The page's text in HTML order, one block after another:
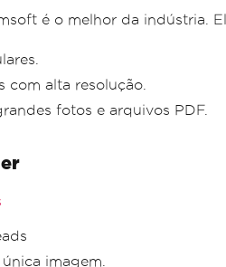
é o melhor da indústria.
com alta resolução.
fotos e arquivos PDF.
imagem.